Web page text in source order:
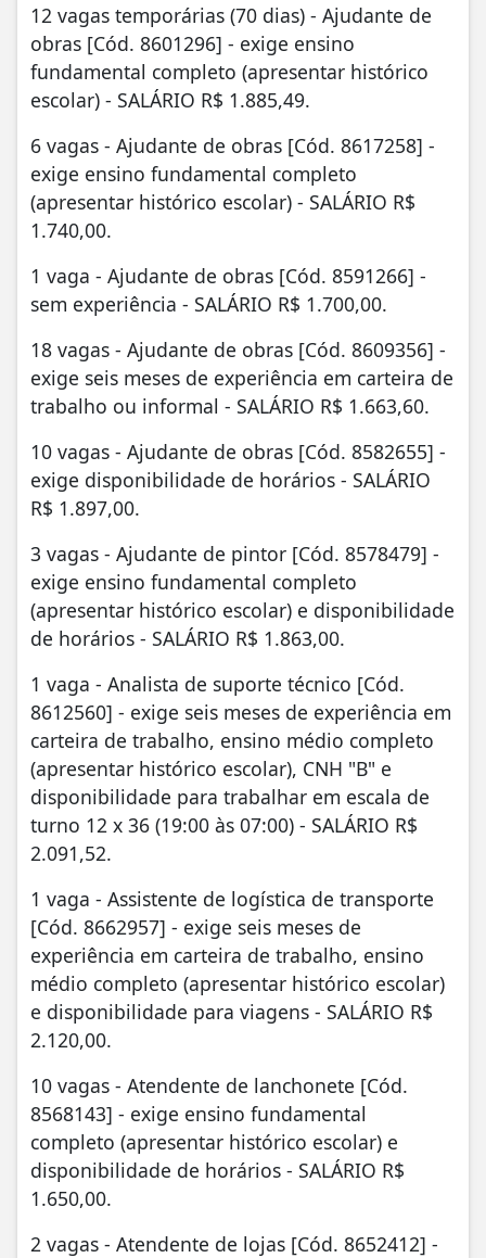
12 vagas temporárias (70 dias) - Ajudante de
obras [Cód. 8601296] - exige ensino
fundamental completo (apresentar histórico
escolar) - SALÁRIO R$ 1.885,49.
6 vagas - Ajudante de obras [Cód. 8617258] -
exige ensino fundamental completo
(apresentar histórico escolar) - SALÁRIO R$
1.740,00.
1 vaga - Ajudante de obras [Cód. 8591266] -
sem experiência - SALÁRIO R$ 1.700,00.
18 vagas - Ajudante de obras [Cód. 8609356] -
exige seis meses de experiência em carteira de
trabalho ou informal - SALÁRIO R$ 1.663,60.
10 vagas - Ajudante de obras [Cód. 8582655] -
exige disponibilidade de horários - SALÁRIO
R$ 1.897,00.
3 vagas - Ajudante de pintor [Cód. 8578479] -
exige ensino fundamental completo
(apresentar histórico escolar) e disponibilidade
de horários - SALÁRIO R$ 1.863,00.
1 vaga - Analista de suporte técnico [Cód.
8612560] - exige seis meses de experiência em
carteira de trabalho, ensino médio completo
(apresentar histórico escolar), CNH "B" e
disponibilidade para trabalhar em escala de
turno 12 x 36 (19:00 às 07:00) - SALÁRIO R$
2.091,52.
1 vaga - Assistente de logística de transporte
[Cód. 8662957] - exige seis meses de
experiência em carteira de trabalho, ensino
médio completo (apresentar histórico escolar)
e disponibilidade para viagens - SALÁRIO R$
2.120,00.
10 vagas - Atendente de lanchonete [Cód.
8568143] - exige ensino fundamental
completo (apresentar histórico escolar) e
disponibilidade de horários - SALÁRIO R$
1.650,00.
2 vagas - Atendente de lojas [Cód. 8652412] -